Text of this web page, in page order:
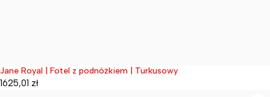
Wyprzedane
Jane Royal | Fotel z podnóżkiem | Turkusowy
1625,01 zł